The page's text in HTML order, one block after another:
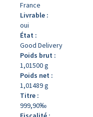
France
Livrable :
oui
État :
Good Delivery
Poids brut :
1,01500 g
Poids net :
1,01489 g
Titre :
999,90‰